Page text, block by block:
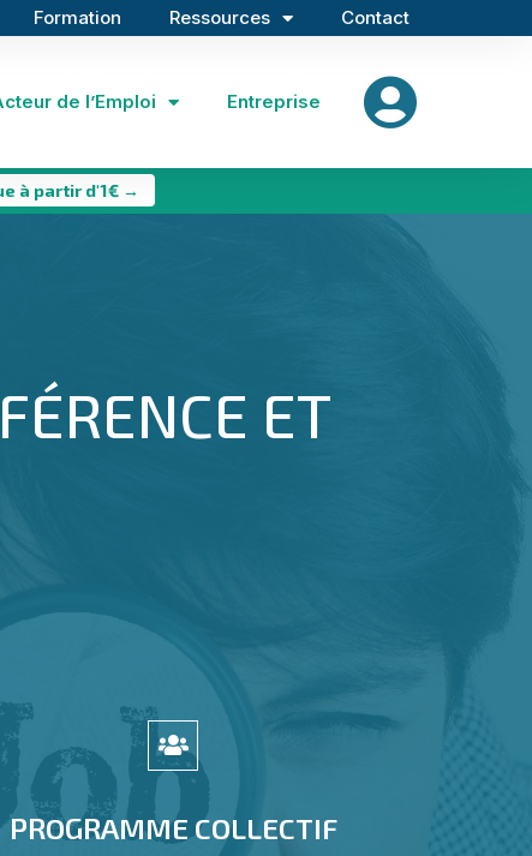
Formation Ressources Contact
de l’Emploi Entreprise
à partir d'1€ →
ET
PROGRAMME COLLECTIF